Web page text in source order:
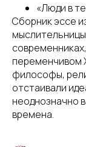
«Люди в
Сборник эссе
переменчивом
философы,
отстаивали
неоднозначно
времена.